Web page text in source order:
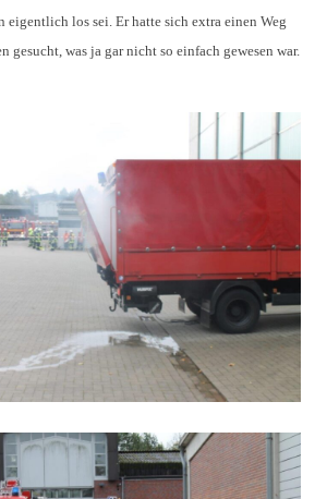
eigentlich los sei. Er hatte sich extra einen Weg
gesucht, was ja gar nicht so einfach gewesen war.